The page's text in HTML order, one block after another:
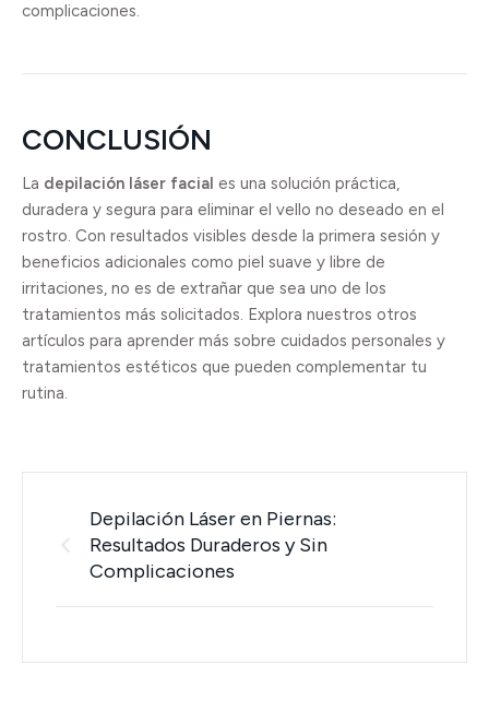
complicaciones.
CONCLUSIÓN
La depilación láser facial es una solución práctica,
duradera y segura para eliminar el vello no deseado en el
rostro. Con resultados visibles desde la primera sesión y
beneficios adicionales como piel suave y libre de
irritaciones, no es de extrañar que sea uno de los
tratamientos más solicitados. Explora nuestros otros
artículos para aprender más sobre cuidados personales y
tratamientos estéticos que pueden complementar tu
rutina.
Depilación Láser en Piernas:
Resultados Duraderos y Sin
Complicaciones